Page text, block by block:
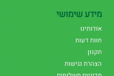
מידע שימושי
אודותינו
חוות דעות
תקנון
הצהרת נגישות